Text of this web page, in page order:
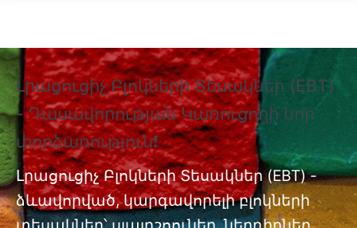
Լրացուցիչ Բլոկների Տեսակներ (EBT)
- Դասավորության Կառուցողի նոր
փորձառություն❗
Լրացուցիչ Բլոկների Տեսակներ (EBT) -
ձևավորված, կարգավորելի բլոկների